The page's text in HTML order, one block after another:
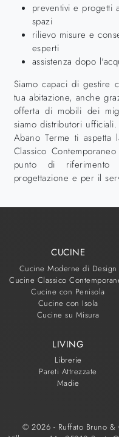
preventivi e progetti
spazi
rilievo misure e
esperti
assistenza dopo
Siamo capaci di gestire
tua abitazione, anche
offerta di mobili dei
siamo distributori
Abano Terme ti aspetta
Classico
punto di
progettazione e per il
CUCINE
Cucine Moderne di Design
Cucine Classico
Cucine con Penisola
Cucine con Isola
Cucine su Misura
LIVING
Librerie
Pareti Attrezzate
Madie
© 2026 - Ruffato Bruno &